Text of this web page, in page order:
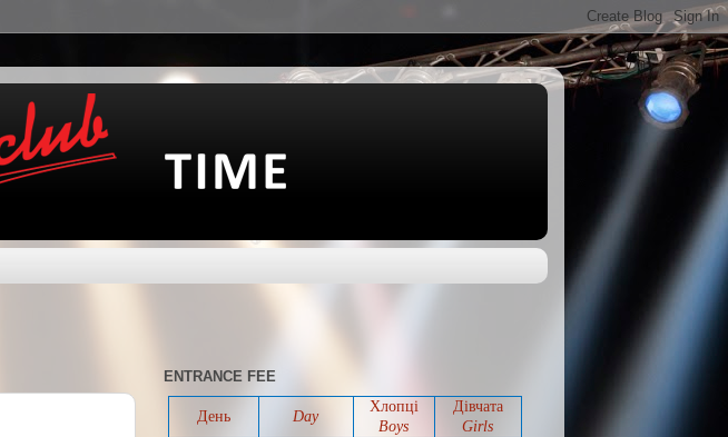
ENTRANCE FEE
День Day
Хлопці
Boys
Дівчата
Girls